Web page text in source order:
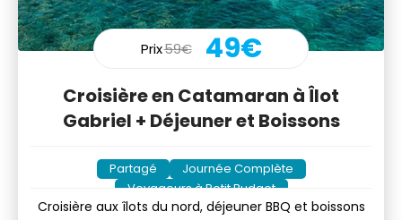
Prix59€ 49€
Croisière en Catamaran à Îlot
Gabriel + Déjeuner et Boissons
Partagé
Journée Complète
Voyageurs à Petit Budget
Croisière aux îlots du nord, déjeuner BBQ et boissons